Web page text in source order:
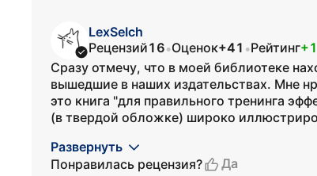
LexSeIch
Рецензий16•Оценок+41 •Рейтинг+1
Сразу отмечу, что в моей библиотеке
вышедшие в наших издательствах. Мне
это книга "для правильного тренинга
(в твердой обложке) широко
Развернуть
Понравилась рецензия?
Да